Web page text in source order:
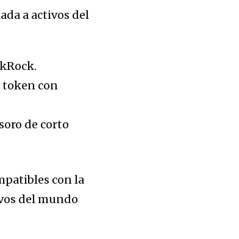
a activos del
token con
de corto
con la
del mundo